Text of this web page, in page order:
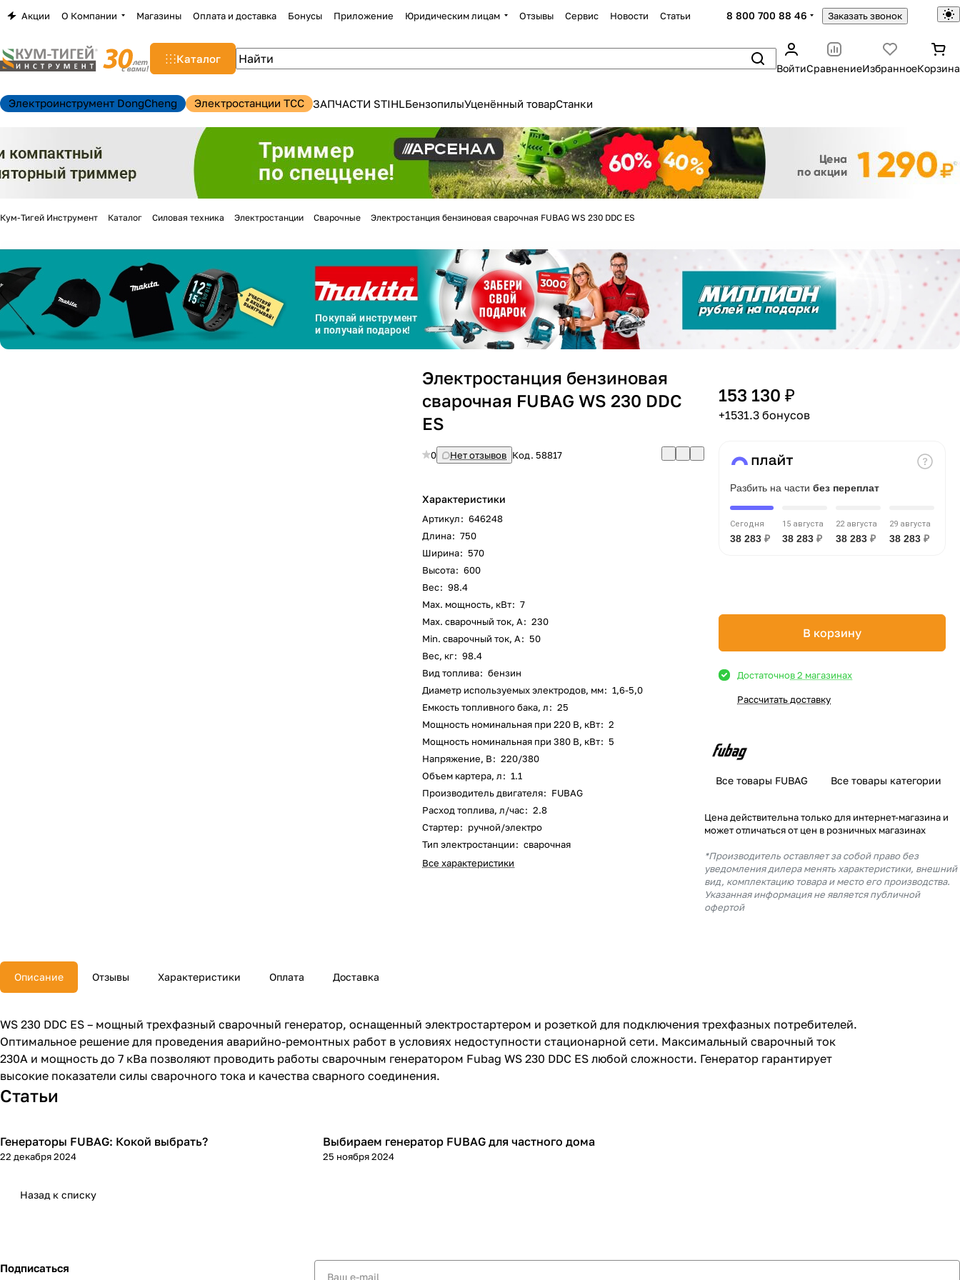
Акции О Компании Магазины Оплата и доставка Бонусы Приложение Юридическим лицам Отзывы Сервис Новости Статьи 8 800 700 88 46 Заказать звонок
Каталог
ВойтиСравнениеИзбранноеКорзина
Электроинструмент DongCheng Электростанции TCC ЗАПЧАСТИ STIHLБензопилыУценённый товарСтанки
Кум-Тигей Инструмент Каталог Силовая техника Электростанции Сварочные Электростанция бензиновая сварочная FUBAG WS 230 DDC ES
Электростанция бензиновая
сварочная FUBAG WS 230 DDC
ES
0 Нет отзывов Код. 58817
Характеристики
Артикул: 646248
Длина: 750
Ширина: 570
Высота: 600
Вес: 98.4
Max. мощность, кВт: 7
Max. сварочный ток, А: 230
Min. сварочный ток, А: 50
Вес, кг: 98.4
Вид топлива: бензин
Диаметр используемых электродов, мм: 1,6-5,0
Емкость топливного бака, л: 25
Мощность номинальная при 220 В, кВт: 2
Мощность номинальная при 380 В, кВт: 5
Напряжение, В: 220/380
Объем картера, л: 1.1
Производитель двигателя: FUBAG
Расход топлива, л/час: 2.8
Стартер: ручной/электро
Тип электростанции: сварочная
Все характеристики
153 130 ₽
+1531.3 бонусов
Разбить на части без переплат
Сегодня
38 283 ₽
15 августа
38 283 ₽
22 августа
38 283 ₽
29 августа
38 283 ₽
В корзину
Достаточнов 2 магазинах
Рассчитать доставку
Все товары FUBAG Все товары категории
Цена действительна только для интернет-магазина и
может отличаться от цен в розничных магазинах
*Производитель оставляет за собой право без
уведомления дилера менять характеристики, внешний
вид, комплектацию товара и место его производства.
Указанная информация не является публичной
офертой
Описание Отзывы Характеристики Оплата Доставка
WS 230 DDC ES – мощный трехфазный сварочный генератор, оснащенный электростартером и розеткой для подключения трехфазных потребителей.
Оптимальное решение для проведения аварийно-ремонтных работ в условиях недоступности стационарной сети. Максимальный сварочный ток
230А и мощность до 7 кВа позволяют проводить работы сварочным генератором Fubag WS 230 DDC ES любой сложности. Генератор гарантирует
высокие показатели силы сварочного тока и качества сварного соединения.
Статьи
Генераторы
Генераторы FUBAG: Кокой выбрать?
22 декабря 2024
Генераторы
Выбираем генератор FUBAG для частного дома
25 ноября 2024
Назад к списку
Подписаться
Для клиентов всех банков
без переплат
График платежей
Добавляйте товарыв корзину
Оплачивайте сегодня только
% картой любого банка
Получайте товарвыбранный способом
Оставшиеся75% будутсписываться
с вашей картыпо25%каждые 2 недели
об оплате Плайтом
25
раз в 2 недели
Остались вопросы?
8 800 302-02-51